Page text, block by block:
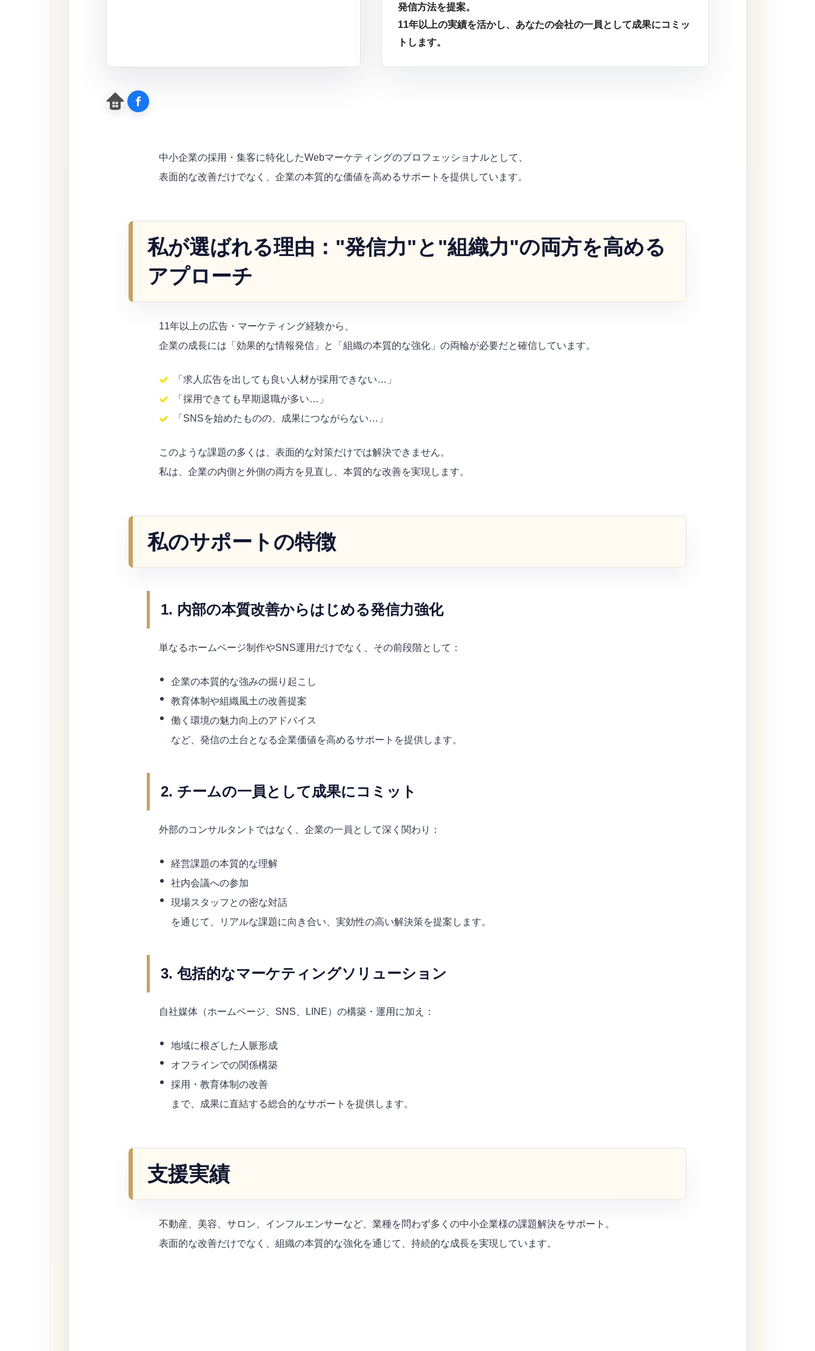
発信方法を提案。
11年以上の実績を活かし、あなたの会社の一員として成果にコミッ
トします。
中小企業の採用・集客に特化したWebマーケティングのプロフェッショナルとして、
表面的な改善だけでなく、企業の本質的な価値を高めるサポートを提供しています。
私が選ばれる理由："発信力"と"組織力"の両方を高める
アプローチ
11年以上の広告・マーケティング経験から、
企業の成長には「効果的な情報発信」と「組織の本質的な強化」の両輪が必要だと確信しています。
「求人広告を出しても良い人材が採用できない…」
「採用できても早期退職が多い…」
「SNSを始めたものの、成果につながらない…」
このような課題の多くは、表面的な対策だけでは解決できません。
私は、企業の内側と外側の両方を見直し、本質的な改善を実現します。
私のサポートの特徴
1. 内部の本質改善からはじめる発信力強化
単なるホームページ制作やSNS運用だけでなく、その前段階として：
企業の本質的な強みの掘り起こし
教育体制や組織風土の改善提案
働く環境の魅力向上のアドバイス
など、発信の土台となる企業価値を高めるサポートを提供します。
2. チームの一員として成果にコミット
外部のコンサルタントではなく、企業の一員として深く関わり：
経営課題の本質的な理解
社内会議への参加
現場スタッフとの密な対話
を通じて、リアルな課題に向き合い、実効性の高い解決策を提案します。
3. 包括的なマーケティングソリューション
自社媒体（ホームページ、SNS、LINE）の構築・運用に加え：
地域に根ざした人脈形成
オフラインでの関係構築
採用・教育体制の改善
まで、成果に直結する総合的なサポートを提供します。
支援実績
不動産、美容、サロン、インフルエンサーなど、業種を問わず多くの中小企業様の課題解決をサポート。
表面的な改善だけでなく、組織の本質的な強化を通じて、持続的な成長を実現しています。